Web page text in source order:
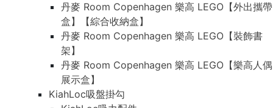
丹麥 Room Copenhagen 樂高 LEGO【外出攜帶
盒】【綜合收納盒】
丹麥 Room Copenhagen 樂高 LEGO【裝飾書
架】
丹麥 Room Copenhagen 樂高 LEGO【樂高人偶
展示盒】
KiahLoc吸盤掛勾